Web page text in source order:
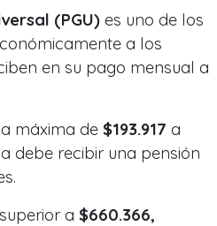
(PGU) es uno de los
a los
en su pago mensual a
máxima de $193.917 a
debe recibir una pensión
a $660.366,